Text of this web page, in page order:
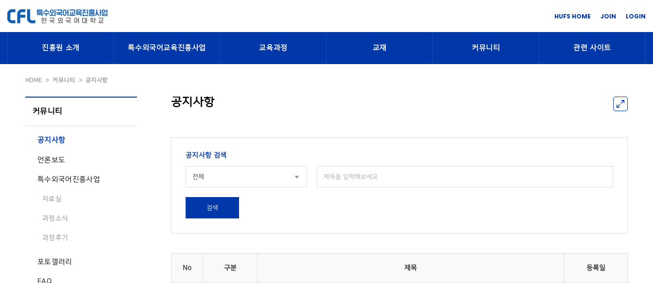
HUFS HOME JOIN LOGIN
진흥원 소개 특수외국어교육진흥사업 교육과정 교재 커뮤니티 관련 사이트
HOME 커뮤니티 공지사항
커뮤니티
공지사항
언론보도
특수외국어진흥사업
자료실
과정소식
과정후기
포토갤러리
FAQ
공지사항
공지사항 검색
전체
검색
No 구분 제목 등록일